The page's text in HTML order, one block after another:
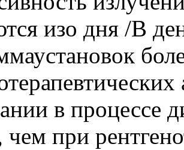
изо дня /В
в процессе
при